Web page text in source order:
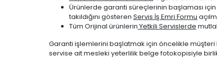
Ürünlerde garanti süreçlerinin başlaması
takıldığını gösteren Servis İş Emri Formu
Tüm Orijinal ürünlerin Yetkili Servislerde
Garanti işlemlerini başlatmak için öncelikle
servise ait mesleki yeterlilik belge fotokopisiyle